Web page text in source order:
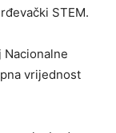
STEM.
vrijednost